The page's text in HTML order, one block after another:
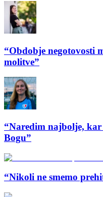
“Obdobje negotovosti
molitve”
“Naredim najbolje,
Bogu”
“Nikoli ne smemo